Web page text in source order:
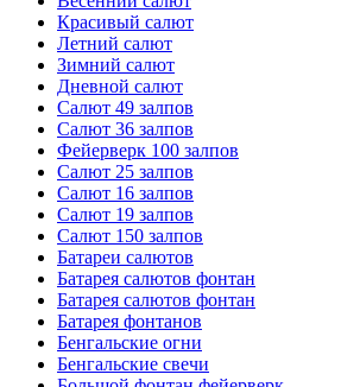
Красивый салют
Летний салют
Зимний салют
Дневной салют
Салют 49 залпов
Салют 36 залпов
Фейерверк 100 залпов
Салют 25 залпов
Салют 16 залпов
Салют 19 залпов
Салют 150 залпов
Батареи салютов
Батарея салютов фонтан
Батарея салютов фонтан
Батарея фонтанов
Бенгальские огни
Бенгальские свечи